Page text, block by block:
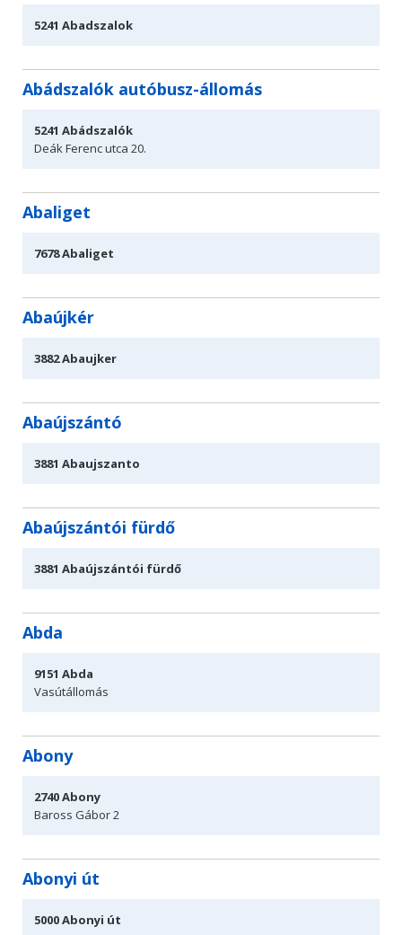
5241 Abadszalok
Abádszalók autóbusz-állomás
5241 Abádszalók
Deák Ferencutca 20.
Abaliget
7678Abaliget
Abaújkér
3882Abaujker
Abaújszántó
3881 Abaujszanto
Abaújszántói fürdő
3881 Abaújszántói fürdő
Abda
9151 Abda
Vasútállomás
Abony
2740Abony
Baross Gábor 2
Abonyi út
5000Abonyi út